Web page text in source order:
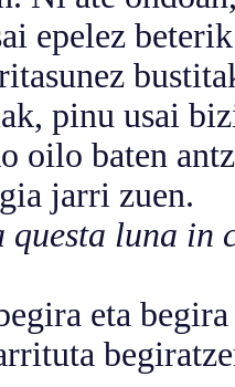
epelez
pinu usai
oilo baten
jarri zuen.
luna in
eta begira